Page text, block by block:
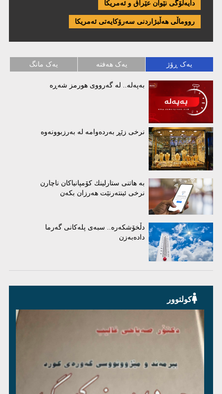
دایەلۆگی نێوان عێراق و ئەمریكا
رووماڵی هەڵبژاردنی سەرۆکایەتی ئەمریکا
یەک ڕۆژ یەک هەفتە یەک مانگ
بەپەلە.. لە گەرووی هورمز شەڕە
نرخی زێڕ بەردەوامە لە بەرزبوونەوە
بە هاتنی ستارلینك كۆمپانیاكان ناچارن
نرخی ئینتەرنێت هەرزان بكەن
دڵخۆشکەرە.. سبەی پلەکانی گەرما
دادەبەزن
کولتوور